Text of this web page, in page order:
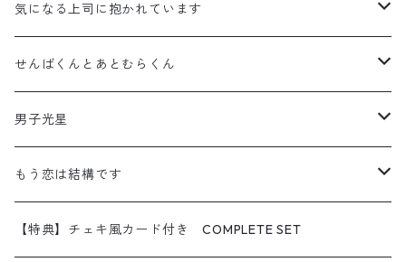
ポストカード
【特典】チェキ風カード付き COMPLETE SET
缶バッジ
ポストカード
【特典】チェキ風カード付き COMPLETE SET
ステッカー
缶バッジ
ポストカード
【特典】チェキ風カード付き COMPLETE SET
アクリルスタンド
ステッカー
缶バッジ
ポストカード
【特典】チェキ風カード付き COMPLETE SET
気になる上司に抱かれています
アクリルスタンド
ステッカー
缶バッジ
ポストカード
せんばくんとあとむらくん
アクリルスタンド
ステッカー
缶バッジ
男子光星
アクリルスタンド
ステッカー
もう恋は結構です
アクリルスタンド
【特典】チェキ風カード付き COMPLETE SET